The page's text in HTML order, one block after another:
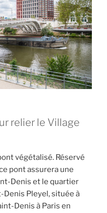
relier le Village
végétalisé. Réservé
pont assurera une
Denis et le quartier
Denis Pleyel, située à
Denis à Paris en